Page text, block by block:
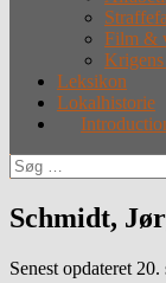
Film &
Leksikon
Lokalhistorie
Søg
efter:
Schmidt,
Senest opdateret